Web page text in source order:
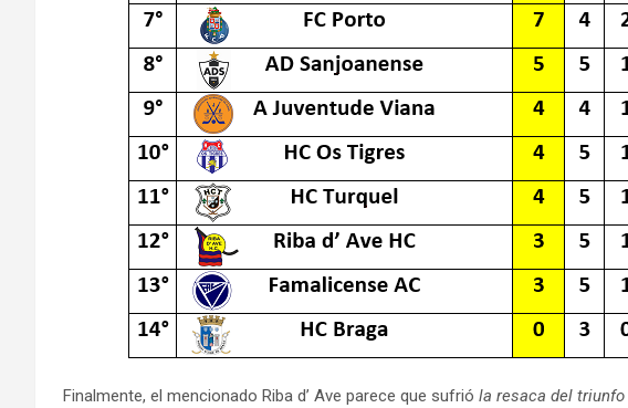
Finalmente, el mencionado Riba d’ Ave parece que sufrió la resaca del triunfo